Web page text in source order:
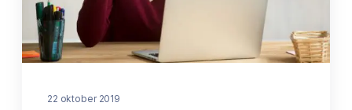
22 oktober 2019